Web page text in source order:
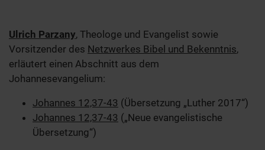
Ulrich Parzany, Theologe und Evangelist sowie
Vorsitzender des Netzwerkes Bibel und Bekenntnis,
erläutert einen Abschnitt aus dem
Johannesevangelium:
Johannes 12,37-43 (Übersetzung „Luther 2017“)
Johannes 12,37-43 („Neue evangelistische
Übersetzung“)